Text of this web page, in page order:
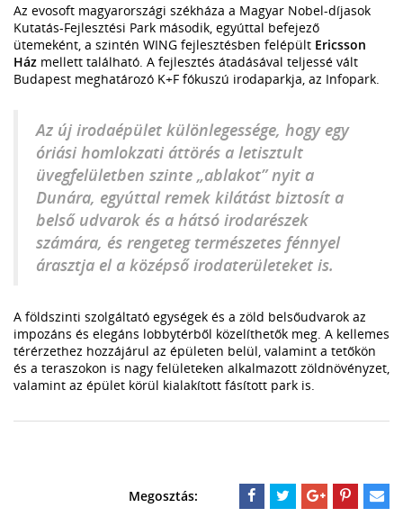
Az evosoft magyarországi székháza a Magyar Nobel-díjasok
Kutatás-Fejlesztési Park második, egyúttal befejező
ütemeként, a szintén WING fejlesztésben felépült Ericsson
Ház mellett található. A fejlesztés átadásával teljessé vált
Budapest meghatározó K+F fókuszú irodaparkja, az Infopark.
Az új irodaépület különlegessége, hogy egy
óriási homlokzati áttörés a letisztult
üvegfelületben szinte „ablakot” nyit a
Dunára, egyúttal remek kilátást biztosít a
belső udvarok és a hátsó irodarészek
számára, és rengeteg természetes fénnyel
árasztja el a középső irodaterületeket is.
A földszinti szolgáltató egységek és a zöld belsőudvarok az
impozáns és elegáns lobbytérből közelíthetők meg. A kellemes
térérzethez hozzájárul az épületen belül, valamint a tetőkön
és a teraszokon is nagy felületeken alkalmazott zöldnövényzet,
valamint az épület körül kialakított fásított park is.